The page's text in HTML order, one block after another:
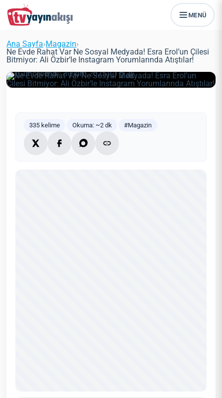
MENÜ
Ana Sayfa›Magazin›
Ne Evde Rahat Var Ne Sosyal Medyada! Esra Erol’un Çilesi
Bitmiyor: Ali Özbir’le Instagram Yorumlarında Atıştılar!
Ne Evde Rahat Var Ne Sosyal
Medyada! Esra Erol’un Çilesi
Yorumlarında Atıştılar!
Zeynep Öztürk Magazin
22 Haziran 2021
(Güncellendi: 3 Ekim 2025)
2 dk
335 kelime Okuma: ~2 dk #Magazin